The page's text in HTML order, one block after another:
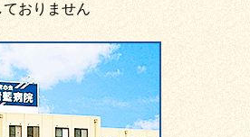
おりません